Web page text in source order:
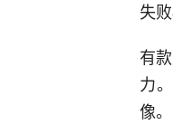
失
有
力
像。